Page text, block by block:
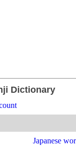
Dictionary
Japanese